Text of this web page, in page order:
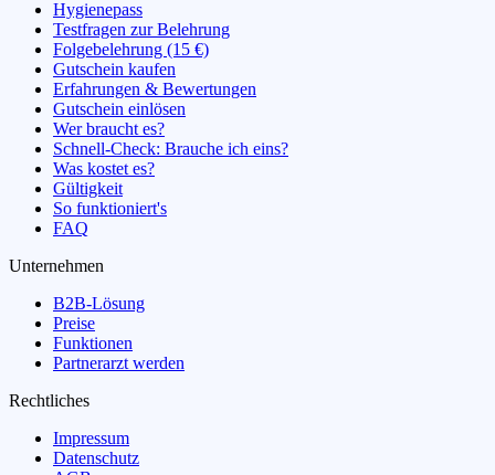
Hygienepass
Testfragen zur Belehrung
Folgebelehrung (15 €)
Gutschein kaufen
Erfahrungen & Bewertungen
Gutschein einlösen
Wer braucht es?
Schnell-Check: Brauche ich eins?
Was kostet es?
Gültigkeit
So funktioniert's
FAQ
Unternehmen
B2B-Lösung
Preise
Funktionen
Partnerarzt werden
Rechtliches
Impressum
Datenschutz